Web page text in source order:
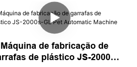
Máquina de fabricação de
de plástico JS-2000s-